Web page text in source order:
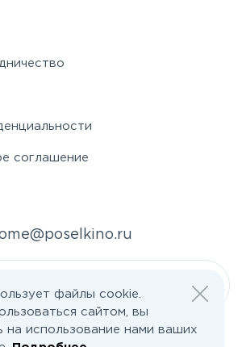
соглашение
| poselkino.ru
файлы cookie.
сайтом, вы
на использование нами ваших